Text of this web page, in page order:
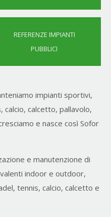
REFERENZE IMPIANTI
PUBBLICI
impianti sportivi,
calcetto, pallavolo,
e nasce così Sofor
e manutenzione di
indoor e outdoor,
tennis, calcio, calcetto e